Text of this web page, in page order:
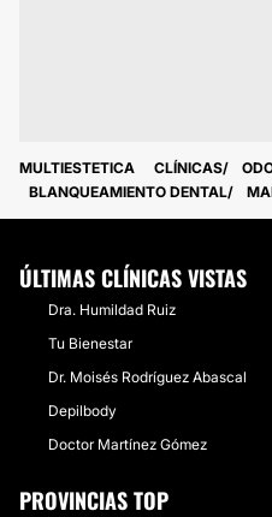
MULTIESTETICA CLÍNICAS
BLANQUEAMIENTO DENTAL
ÚLTIMAS CLÍNICAS VISTAS
Dra. Humildad Ruiz
Tu Bienestar
Dr. Moisés Rodríguez Abascal
Depilbody
Doctor Martínez Gómez
PROVINCIAS TOP